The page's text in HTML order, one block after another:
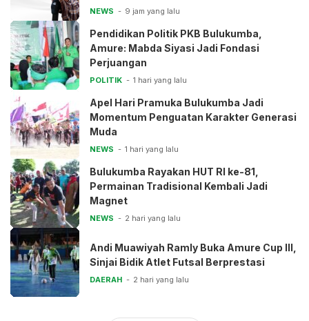
NEWS 9 jam yang lalu
Pendidikan Politik PKB Bulukumba,
Amure: Mabda Siyasi Jadi Fondasi
Perjuangan
POLITIK 1 hari yang lalu
Apel Hari Pramuka Bulukumba Jadi
Momentum Penguatan Karakter Generasi
Muda
NEWS 1 hari yang lalu
Bulukumba Rayakan HUT RI ke-81,
Permainan Tradisional Kembali Jadi
Magnet
NEWS 2 hari yang lalu
Andi Muawiyah Ramly Buka Amure Cup III,
Sinjai Bidik Atlet Futsal Berprestasi
DAERAH 2 hari yang lalu